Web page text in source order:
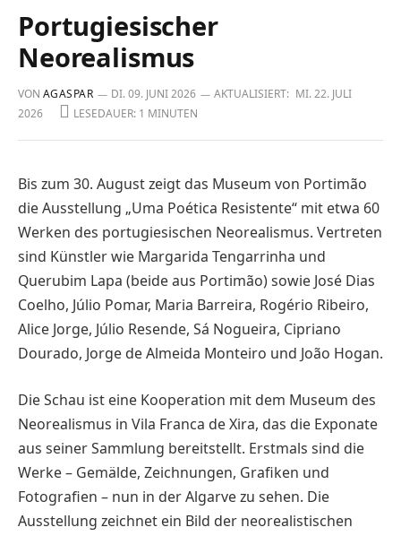
Portugiesischer
Neorealismus
VON AGASPAR DI. 09. JUNI 2026 AKTUALISIERT: MI. 22. JULI
2026
LESEDAUER: 1 MINUTEN
Bis zum 30. August zeigt das Museum von Portimão
die Ausstellung „Uma Poética Resistente“ mit etwa 60
Werken des portugiesischen Neorealismus. Vertreten
sind Künstler wie Margarida Tengarrinha und
Querubim Lapa (beide aus Portimão) sowie José Dias
Coelho, Júlio Pomar, Maria Barreira, Rogério Ribeiro,
Alice Jorge, Júlio Resende, Sá ­Nogueira, Cipriano
Dourado, Jorge de Almeida Monteiro und João Hogan.
Die Schau ist eine Kooperation mit dem Museum des
Neorealismus in Vila ­Franca de Xira, das die Exponate
aus seiner Sammlung bereitstellt. Erstmals sind die
Werke – Gemälde, Zeichnungen, Grafiken und
Fotografien – nun in der Algarve zu sehen. Die
Ausstellung zeichnet ein Bild der neorealistischen